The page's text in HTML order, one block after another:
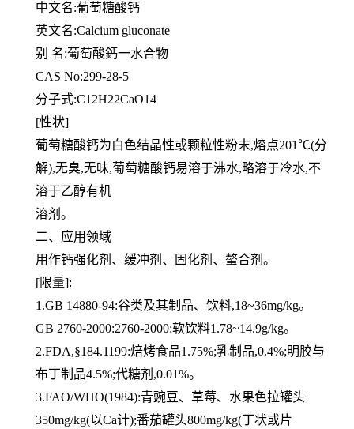
中文名:葡萄糖酸钙
英文名:Calcium gluconate
别 名:葡萄酸鈣一水合物
CAS No:299-28-5
分子式:C12H22CaO14
[性状]
葡萄糖酸钙为白色结晶性或颗粒性粉末,熔点201℃(分
解),无臭,无味,葡萄糖酸钙易溶于沸水,略溶于冷水,不
溶于乙醇有机
溶剂。
二、应用领域
用作钙强化剂、缓冲剂、固化剂、螯合剂。
[限量]:
1.GB 14880-94:谷类及其制品、饮料,18~36mg/kg。
GB 2760-2000:2760-2000:软饮料1.78~14.9g/kg。
2.FDA,§184.1199:焙烤食品1.75%;乳制品,0.4%;明胶与
布丁制品4.5%;代糖剂,0.01%。
3.FAO/WHO(1984):青豌豆、草莓、水果色拉罐头
350mg/kg(以Ca计);番茄罐头800mg/kg(丁状或片